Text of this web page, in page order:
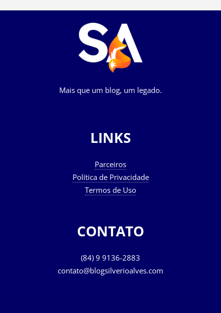
Mais que um blog, um legado.
LINKS
Parceiros
Política de Privacidade
Termos de Uso
CONTATO
(84) 9 9136-2883
contato@blogsilverioalves.com